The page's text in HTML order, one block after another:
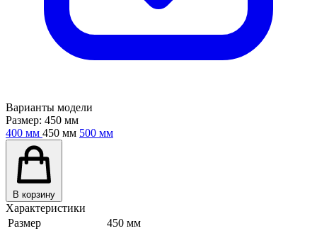
Варианты модели
Размер: 450 мм
400 мм 450 мм 500 мм
В корзину
Характеристики
Размер
450 мм